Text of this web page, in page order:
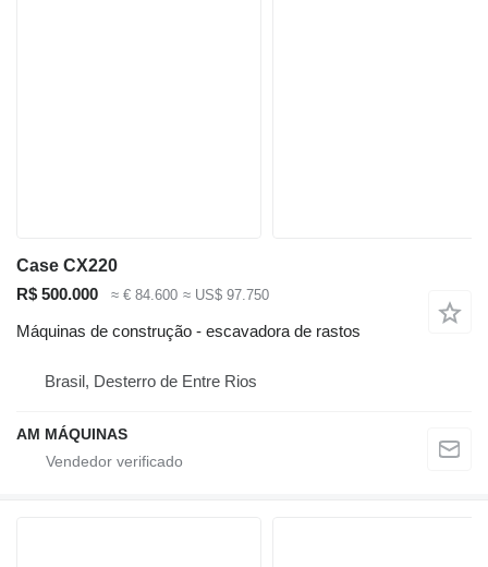
Case CX220
R$ 500.000
≈ € 84.600 ≈ US$ 97.750
Máquinas de construção - escavadora de rastos
Brasil, Desterro de Entre Rios
AM MÁQUINAS